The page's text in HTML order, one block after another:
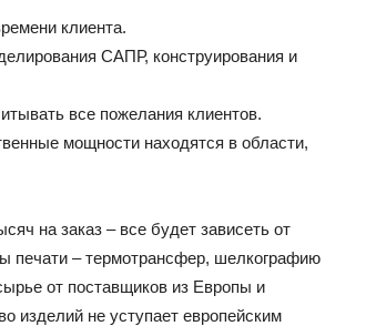
клиента.
САПР, конструирования и
все пожелания клиентов.
мощности находятся в области,
на заказ – все будет зависеть от
печати – термотрансфер, шелкографию
от поставщиков из Европы и
изделий не уступает европейским